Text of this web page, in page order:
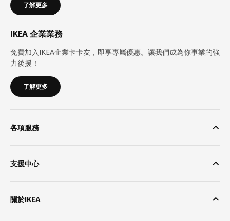
了解更多
IKEA 企業業務
免費加入IKEA企業卡卡友，即享專屬優惠。讓我們成為你事業的強
力後援！
了解更多
各項服務
支援中心
關於IKEA